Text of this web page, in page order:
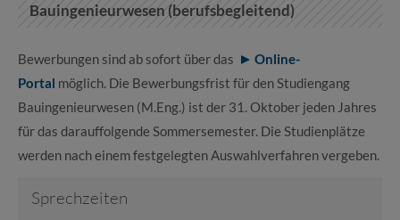
Bauingenieurwesen (berufsbegleitend)
Bewerbungen sind ab sofort über das
Online-
Portal möglich. Die Bewerbungsfrist für den Studiengang
Bauingenieurwesen (M.Eng.) ist der 31. Oktober jeden Jahres
für das darauffolgende Sommersemester. Die Studienplätze
werden nach einem festgelegten Auswahlverfahren vergeben.
Sprechzeiten